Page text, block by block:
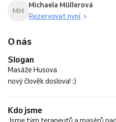
MM
Michaela Müllerová
Rezervovat nyní
O nás
Slogan
Masáže Husova
nový člověk doslova! :)
Kdo jsme